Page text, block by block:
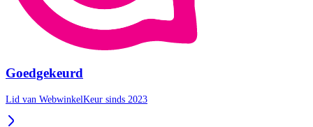
Goedgekeurd
Lid van WebwinkelKeur sinds 2023